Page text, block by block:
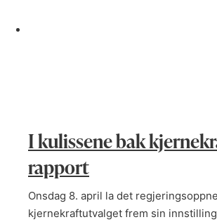
I kulissene bak
rapport
Onsdag 8. april la det
kjernekraftutvalget frem sin